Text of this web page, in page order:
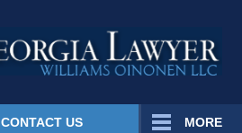
CONTACT US MORE